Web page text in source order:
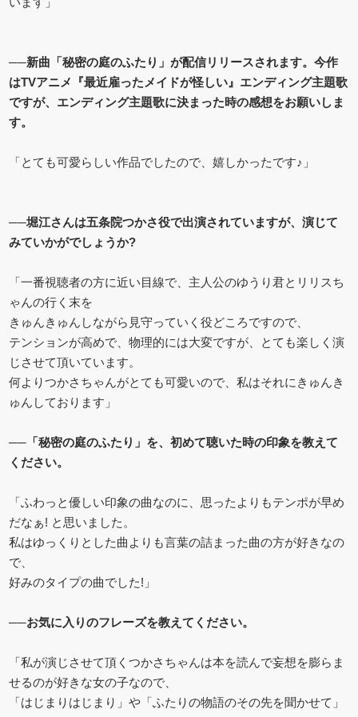
──新曲「秘密の庭のふたり」が配信リリースされます。今作
はTVアニメ『最近雇ったメイドが怪しい』エンディング主題歌
ですが、エンディング主題歌に決まった時の感想をお願いしま
す。
「とても可愛らしい作品でしたので、嬉しかったです♪」
──堀江さんは五条院つかさ役で出演されていますが、演じて
みていかがでしょうか?
「一番視聴者の方に近い目線で、主人公のゆうり君とリリスち
ゃんの行く末を
きゅんきゅんしながら見守っていく役どころですので、
テンションが高めで、物理的には大変ですが、とても楽しく演
じさせて頂いています。
何よりつかさちゃんがとても可愛いので、私はそれにきゅんき
ゅんしております」
──「秘密の庭のふたり」を、初めて聴いた時の印象を教えて
ください。
「ふわっと優しい印象の曲なのに、思ったよりもテンポが早め
だなぁ! と思いました。
私はゆっくりとした曲よりも言葉の詰まった曲の方が好きなの
で、
好みのタイプの曲でした!」
──お気に入りのフレーズを教えてください。
「私が演じさせて頂くつかさちゃんは本を読んで妄想を膨らま
せるのが好きな女の子なので、
「はじまりはじまり」や「ふたりの物語のその先を聞かせて」